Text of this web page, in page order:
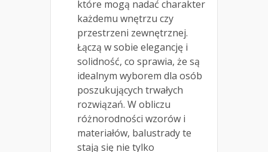
które mogą nadać charakter
każdemu wnętrzu czy
przestrzeni zewnętrznej.
Łączą w sobie elegancję i
solidność, co sprawia, że są
idealnym wyborem dla osób
poszukujących trwałych
rozwiązań. W obliczu
różnorodności wzorów i
materiałów, balustrady te
stają się nie tylko